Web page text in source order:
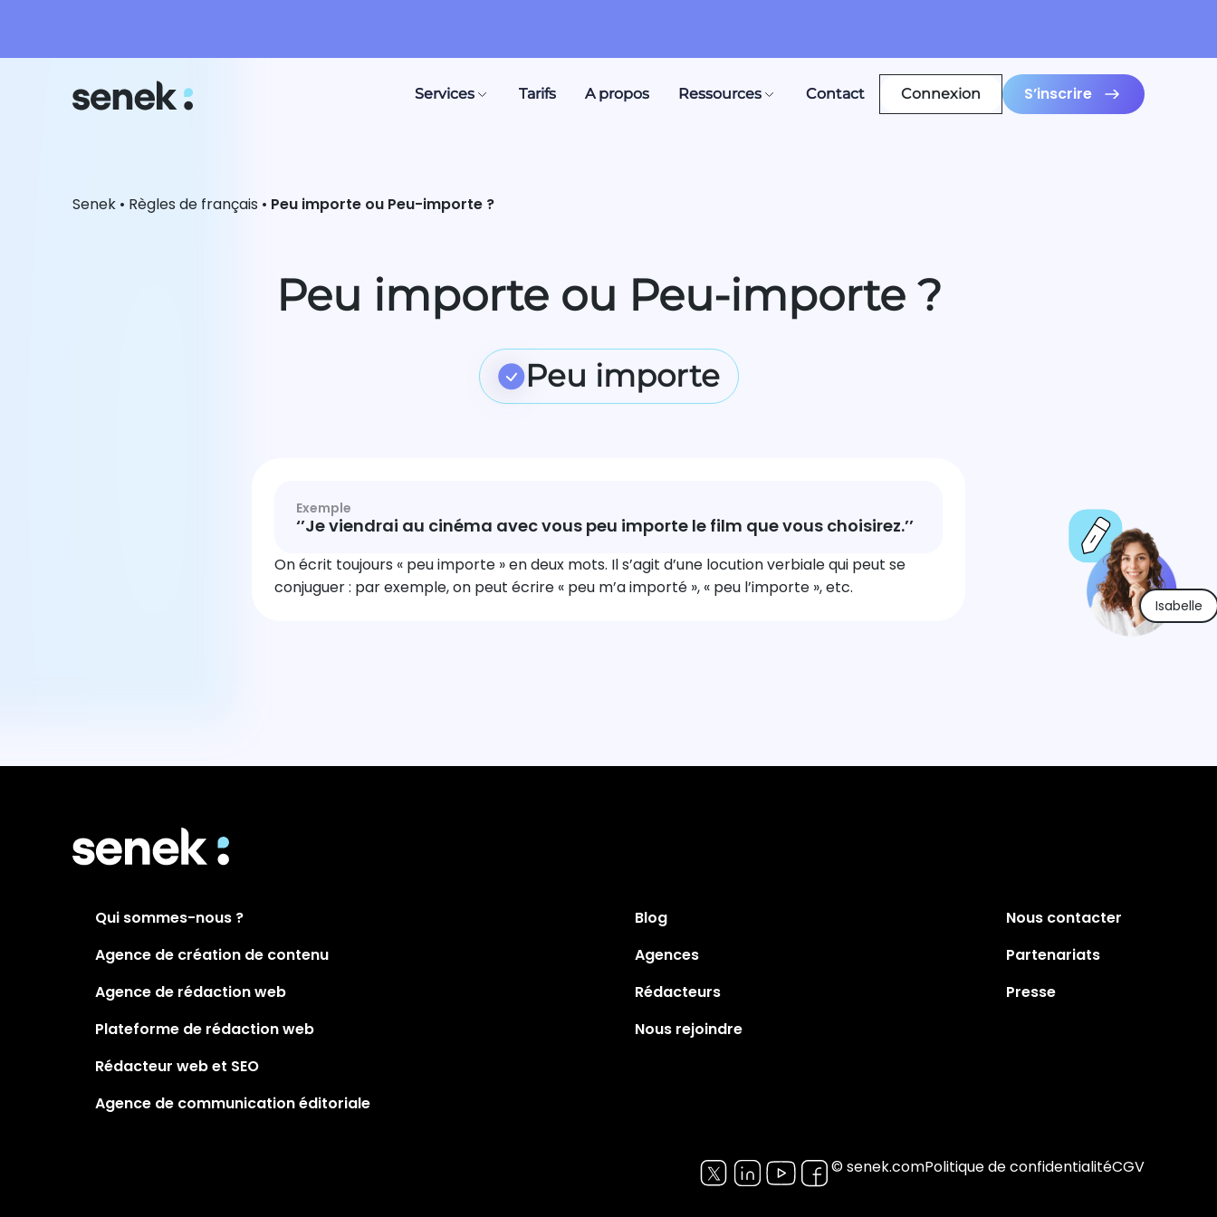
Services Tarifs A propos Ressources Contact Connexion S’inscrire
Senek • Règles de français • Peu importe ou Peu-importe ?
Peu importe ou Peu-importe ?
Peu importe
Exemple
‘’Je viendrai au cinéma avec vous peu importe le film que vous choisirez.’’
On écrit toujours « peu importe » en deux mots. Il s’agit d’une locution verbiale qui peut se
conjuguer : par exemple, on peut écrire « peu m’a importé », « peu l’importe », etc.
Isabelle
Qui sommes-nous ?
Agence de création de contenu
Agence de rédaction web
Plateforme de rédaction web
Rédacteur web et SEO
Agence de communication éditoriale
Blog
Agences
Rédacteurs
Nous rejoindre
Nous contacter
Partenariats
Presse
© senek.comPolitique de confidentialitéCGV